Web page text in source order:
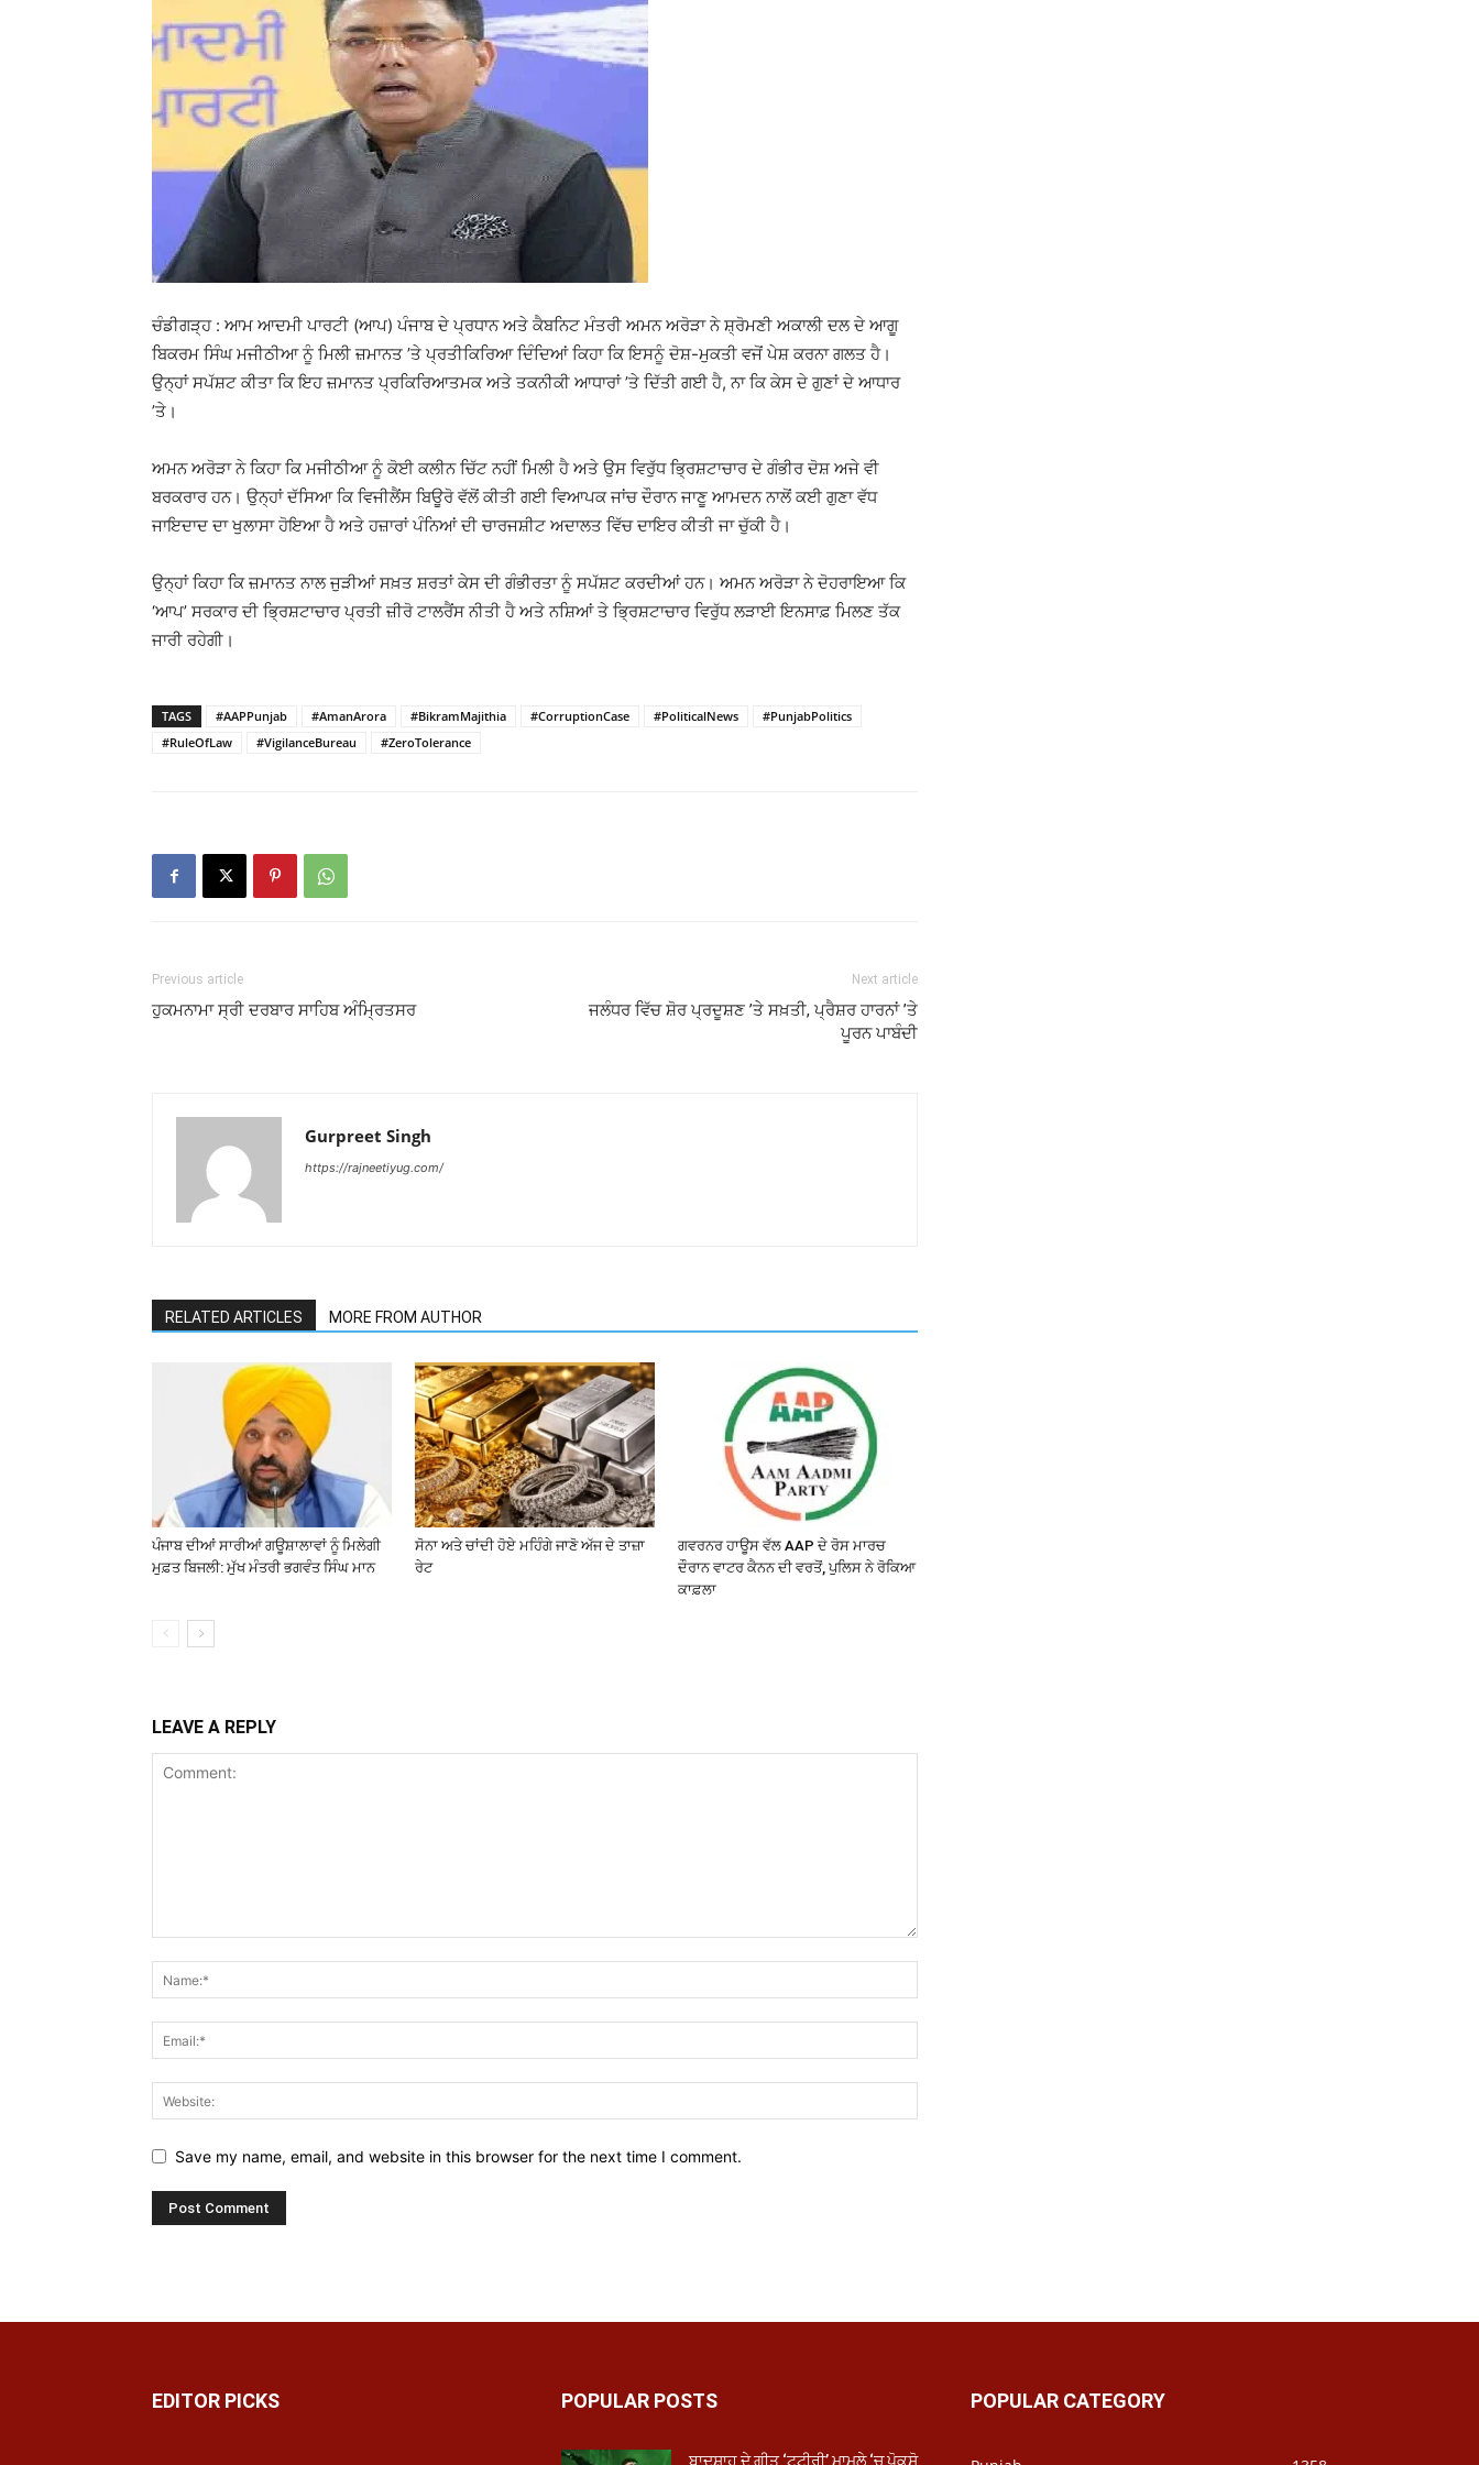
ਚੰਡੀਗੜ੍ਹ : ਆਮ ਆਦਮੀ ਪਾਰਟੀ (ਆਪ) ਪੰਜਾਬ ਦੇ ਪ੍ਰਧਾਨ ਅਤੇ ਕੈਬਨਿਟ ਮੰਤਰੀ ਅਮਨ ਅਰੋੜਾ ਨੇ ਸ਼੍ਰੋਮਣੀ ਅਕਾਲੀ ਦਲ ਦੇ ਆਗੂ
ਬਿਕਰਮ ਸਿੰਘ ਮਜੀਠੀਆ ਨੂੰ ਮਿਲੀ ਜ਼ਮਾਨਤ ’ਤੇ ਪ੍ਰਤੀਕਿਰਿਆ ਦਿੰਦਿਆਂ ਕਿਹਾ ਕਿ ਇਸਨੂੰ ਦੋਸ਼-ਮੁਕਤੀ ਵਜੋਂ ਪੇਸ਼ ਕਰਨਾ ਗਲਤ ਹੈ।
ਉਨ੍ਹਾਂ ਸਪੱਸ਼ਟ ਕੀਤਾ ਕਿ ਇਹ ਜ਼ਮਾਨਤ ਪ੍ਰਕਿਰਿਆਤਮਕ ਅਤੇ ਤਕਨੀਕੀ ਆਧਾਰਾਂ ’ਤੇ ਦਿੱਤੀ ਗਈ ਹੈ, ਨਾ ਕਿ ਕੇਸ ਦੇ ਗੁਣਾਂ ਦੇ ਆਧਾਰ
’ਤੇ।
ਅਮਨ ਅਰੋੜਾ ਨੇ ਕਿਹਾ ਕਿ ਮਜੀਠੀਆ ਨੂੰ ਕੋਈ ਕਲੀਨ ਚਿੱਟ ਨਹੀਂ ਮਿਲੀ ਹੈ ਅਤੇ ਉਸ ਵਿਰੁੱਧ ਭ੍ਰਿਸ਼ਟਾਚਾਰ ਦੇ ਗੰਭੀਰ ਦੋਸ਼ ਅਜੇ ਵੀ
ਬਰਕਰਾਰ ਹਨ। ਉਨ੍ਹਾਂ ਦੱਸਿਆ ਕਿ ਵਿਜੀਲੈਂਸ ਬਿਊਰੋ ਵੱਲੋਂ ਕੀਤੀ ਗਈ ਵਿਆਪਕ ਜਾਂਚ ਦੌਰਾਨ ਜਾਣੂ ਆਮਦਨ ਨਾਲੋਂ ਕਈ ਗੁਣਾ ਵੱਧ
ਜਾਇਦਾਦ ਦਾ ਖੁਲਾਸਾ ਹੋਇਆ ਹੈ ਅਤੇ ਹਜ਼ਾਰਾਂ ਪੰਨਿਆਂ ਦੀ ਚਾਰਜਸ਼ੀਟ ਅਦਾਲਤ ਵਿੱਚ ਦਾਇਰ ਕੀਤੀ ਜਾ ਚੁੱਕੀ ਹੈ।
ਉਨ੍ਹਾਂ ਕਿਹਾ ਕਿ ਜ਼ਮਾਨਤ ਨਾਲ ਜੁੜੀਆਂ ਸਖ਼ਤ ਸ਼ਰਤਾਂ ਕੇਸ ਦੀ ਗੰਭੀਰਤਾ ਨੂੰ ਸਪੱਸ਼ਟ ਕਰਦੀਆਂ ਹਨ। ਅਮਨ ਅਰੋੜਾ ਨੇ ਦੋਹਰਾਇਆ ਕਿ
‘ਆਪ’ ਸਰਕਾਰ ਦੀ ਭ੍ਰਿਸ਼ਟਾਚਾਰ ਪ੍ਰਤੀ ਜ਼ੀਰੋ ਟਾਲਰੈਂਸ ਨੀਤੀ ਹੈ ਅਤੇ ਨਸ਼ਿਆਂ ਤੇ ਭ੍ਰਿਸ਼ਟਾਚਾਰ ਵਿਰੁੱਧ ਲੜਾਈ ਇਨਸਾਫ਼ ਮਿਲਣ ਤੱਕ
ਜਾਰੀ ਰਹੇਗੀ।
TAGS #AAPPunjab #AmanArora #BikramMajithia #CorruptionCase #PoliticalNews
#PunjabPolitics
#RuleOfLaw
#VigilanceBureau #ZeroTolerance
Previous article
ਹੁਕਮਨਾਮਾ ਸ੍ਰੀ ਦਰਬਾਰ ਸਾਹਿਬ ਅੰਮ੍ਰਿਤਸਰ
Next article
ਜਲੰਧਰ ਵਿੱਚ ਸ਼ੋਰ ਪ੍ਰਦੂਸ਼ਣ ’ਤੇ ਸਖ਼ਤੀ, ਪ੍ਰੈਸ਼ਰ ਹਾਰਨਾਂ ’ਤੇ
ਪੂਰਨ ਪਾਬੰਦੀ
Gurpreet Singh
https://rajneetiyug.com/
RELATED ARTICLES MORE FROM AUTHOR
ਪੰਜਾਬ ਦੀਆਂ ਸਾਰੀਆਂ ਗਊਸ਼ਾਲਾਵਾਂ ਨੂੰ ਮਿਲੇਗੀ
ਮੁਫ਼ਤ ਬਿਜਲੀ: ਮੁੱਖ ਮੰਤਰੀ ਭਗਵੰਤ ਸਿੰਘ ਮਾਨ
ਸੋਨਾ ਅਤੇ ਚਾਂਦੀ ਹੋਏ ਮਹਿੰਗੇ ਜਾਣੋ ਅੱਜ ਦੇ ਤਾਜ਼ਾ
ਰੇਟ
ਗਵਰਨਰ ਹਾਊਸ ਵੱਲ AAP ਦੇ ਰੋਸ ਮਾਰਚ
ਦੌਰਾਨ ਵਾਟਰ ਕੈਨਨ ਦੀ ਵਰਤੋਂ, ਪੁਲਿਸ ਨੇ ਰੋਕਿਆ
ਕਾਫ਼ਲਾ
LEAVE A REPLY
Save my name, email, and website in this browser for the next time I comment.
EDITOR PICKS POPULAR POSTS
ਬਾਦਸ਼ਾਹ ਦੇ ਗੀਤ ‘ਟਟੀਰੀ’ ਮਾਮਲੇ ‘ਚ ਪੋਕਸੋ
POPULAR CATEGORY